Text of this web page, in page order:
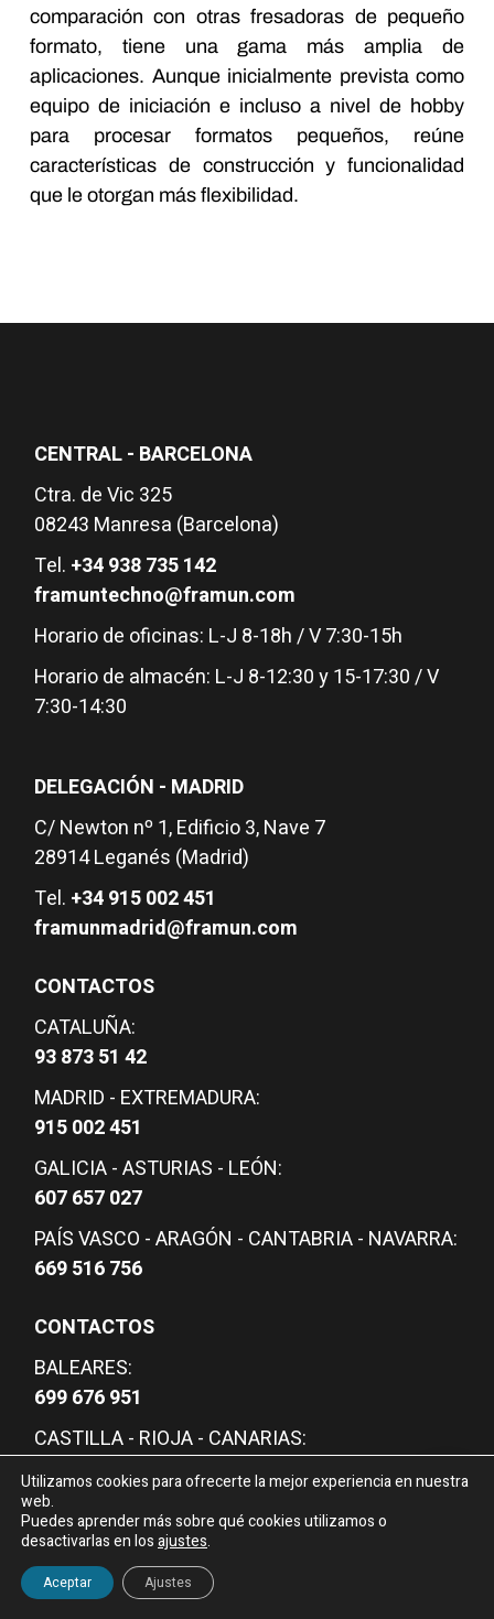
comparación con otras fresadoras de pequeño
formato, tiene una gama más amplia de
aplicaciones. Aunque inicialmente prevista como
equipo de iniciación e incluso a nivel de hobby
para procesar formatos pequeños, reúne
características de construcción y funcionalidad
que le otorgan más flexibilidad.
CENTRAL - BARCELONA
Ctra. de Vic 325
08243 Manresa (Barcelona)
Tel. +34 938 735 142
framuntechno@framun.com
Horario de oficinas: L-J 8-18h / V 7:30-15h
Horario de almacén: L-J 8-12:30 y 15-17:30 / V
7:30-14:30
DELEGACIÓN - MADRID
C/ Newton nº 1, Edificio 3, Nave 7
28914 Leganés (Madrid)
Tel. +34 915 002 451
framunmadrid@framun.com
CONTACTOS
CATALUÑA:
93 873 51 42
MADRID - EXTREMADURA:
915 002 451
GALICIA - ASTURIAS - LEÓN:
607 657 027
PAÍS VASCO - ARAGÓN - CANTABRIA - NAVARRA:
669 516 756
CONTACTOS
BALEARES:
699 676 951
CASTILLA - RIOJA - CANARIAS:
607 657 077
VALENCIA - MURCIA - ALBACETE:
609 013 154
ANDALUCÍA - CEUTA - MELILLA:
650 442 554
Utilizamos cookies para ofrecerte la mejor experiencia en nuestra
web.
Puedes aprender más sobre qué cookies utilizamos o
desactivarlas en losajustes.
Aceptar Ajustes
¿Necesitas información?